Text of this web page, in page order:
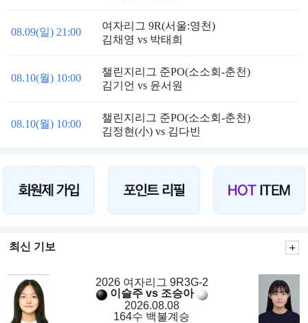
08.09(일) 21:00
여자리그 9R(서울:영천)
김채영 vs 박태희
08.10(월) 10:00
챌린지리그 준PO(소소회-춘천)
김기언 vs 윤서원
08.10(월) 10:00
챌린지리그 준PO(소소회-춘천)
김정현(小) vs 김다빈
최신 기보
2026 여자리그 9R3G-2
이슬주 vs 조승아
2026.08.08
164수 백불계승